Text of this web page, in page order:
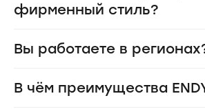
фирменный стиль?
Вы работаете в
В чём преимущества